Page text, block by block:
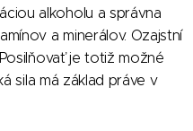
alkoholu a správna
a minerálov. Ozajstní
je totiž možné
sila má základ práve v